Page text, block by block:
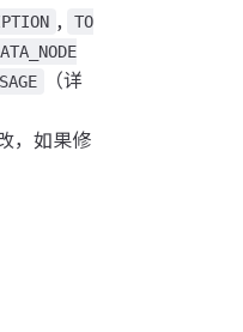
,
TO
（详
，如果修